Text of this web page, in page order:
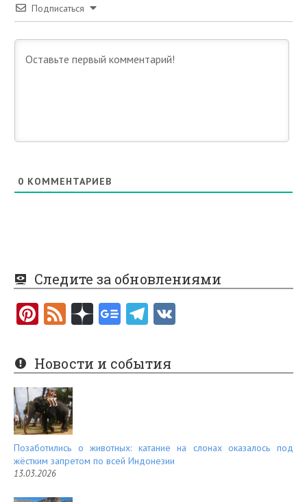
Подписаться
0 КОММЕНТАРИЕВ
Следите за обновлениями
Pi
er
es
t
F
e
d
Новости и события
Позаботились о животных: катание на слонах оказалось под
жёстким запретом по всей Индонезии
13.03.2026